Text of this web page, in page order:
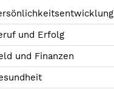
und Erfolg
und Finanzen